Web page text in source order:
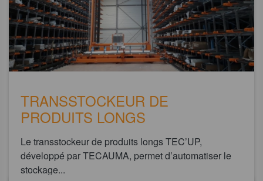
TRANSSTOCKEUR DE
PRODUITS LONGS
Le transstockeur de produits longs TEC’UP,
développé par TECAUMA, permet d’automatiser le
stockage...